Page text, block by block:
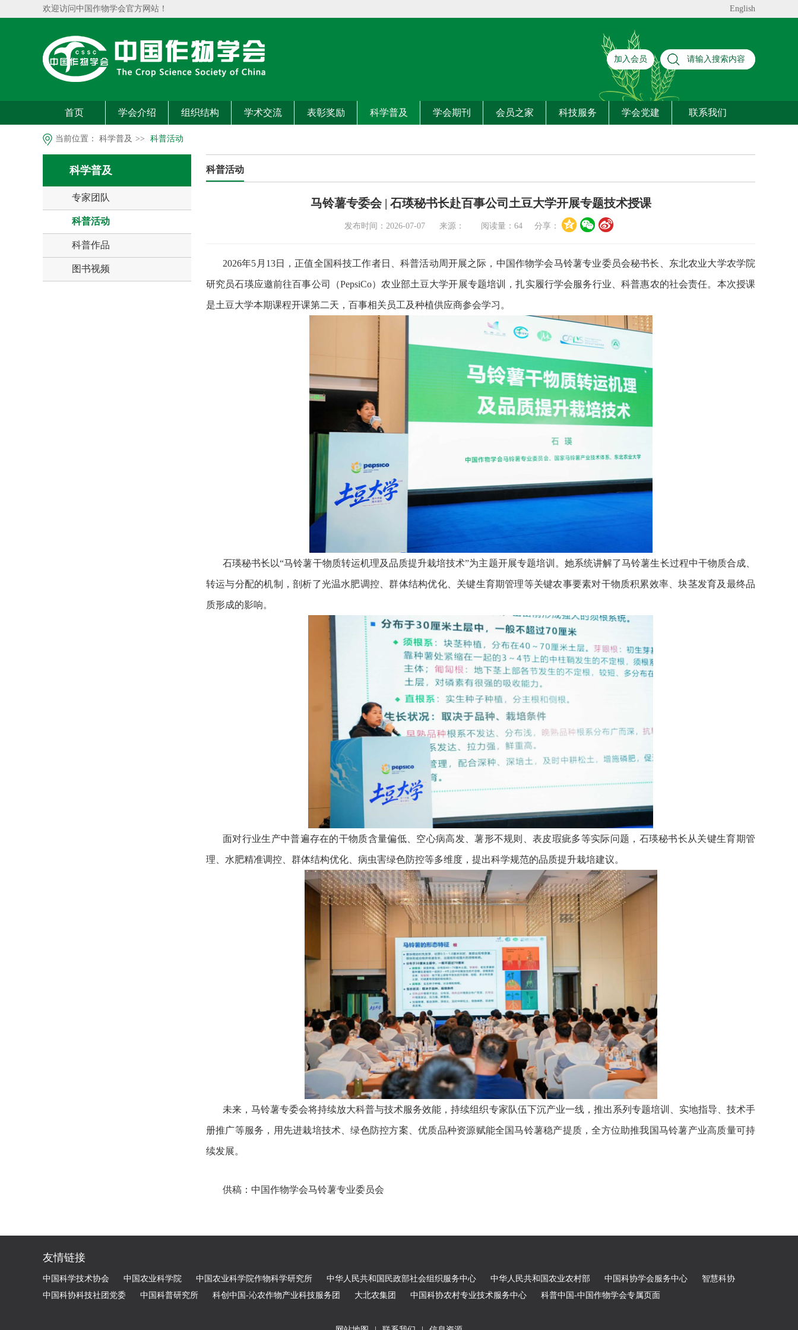
欢迎访问中国作物学会官方网站！ English
加入会员
首页 学会介绍 组织结构 学术交流 表彰奖励 科学普及 学会期刊 会员之家 科技服务 学会党建 联系我们
当前位置： 科学普及 >> 科普活动
科学普及
专家团队
科普活动
科普作品
图书视频
科普活动
马铃薯专委会 | 石瑛秘书长赴百事公司土豆大学开展专题技术授课
发布时间：2026-07-07 来源： 阅读量： 64 分享：
2026年5月13日，正值全国科技工作者日、科普活动周开展之际，中国作物学会马铃薯专业委员会秘书长、东北农业大学农学院
研究员石瑛应邀前往百事公司（PepsiCo）农业部土豆大学开展专题培训，扎实履行学会服务行业、科普惠农的社会责任。本次授课
是土豆大学本期课程开课第二天，百事相关员工及种植供应商参会学习。
石瑛秘书长以“马铃薯干物质转运机理及品质提升栽培技术”为主题开展专题培训。她系统讲解了马铃薯生长过程中干物质合成、
转运与分配的机制，剖析了光温水肥调控、群体结构优化、关键生育期管理等关键农事要素对干物质积累效率、块茎发育及最终品
质形成的影响。
面对行业生产中普遍存在的干物质含量偏低、空心病高发、薯形不规则、表皮瑕疵多等实际问题，石瑛秘书长从关键生育期管
理、水肥精准调控、群体结构优化、病虫害绿色防控等多维度，提出科学规范的品质提升栽培建议。
未来，马铃薯专委会将持续放大科普与技术服务效能，持续组织专家队伍下沉产业一线，推出系列专题培训、实地指导、技术手
册推广等服务，用先进栽培技术、绿色防控方案、优质品种资源赋能全国马铃薯稳产提质，全方位助推我国马铃薯产业高质量可持
续发展。
供稿：中国作物学会马铃薯专业委员会
友情链接
中国科学技术协会 中国农业科学院 中国农业科学院作物科学研究所 中华人民共和国民政部社会组织服务中心 中华人民共和国农业农村部 中国科协学会服务中心
智慧科协
中国科协科技社团党委
中国科普研究所 科创中国-沁农作物产业科技服务团 大北农集团 中国科协农村专业技术服务中心 科普中国-中国作物学会专属页面